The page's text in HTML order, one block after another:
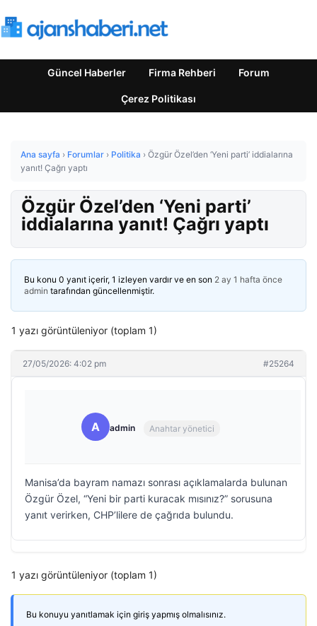
Güncel Haberler Firma Rehberi Forum
Çerez Politikası
Ana sayfa › Forumlar › Politika › Özgür Özel’den ‘Yeni parti’ iddialarına
yanıt! Çağrı yaptı
Özgür Özel’den ‘Yeni parti’
iddialarına yanıt! Çağrı yaptı
Bu konu 0 yanıt içerir, 1 izleyen vardır ve en son 2 ay 1 hafta önce
admin tarafından güncellenmiştir.
1 yazı görüntüleniyor (toplam 1)
27/05/2026: 4:02 pm #25264
A admin Anahtar yönetici
Manisa’da bayram namazı sonrası açıklamalarda bulunan
Özgür Özel, “Yeni bir parti kuracak mısınız?” sorusuna
yanıt verirken, CHP’lilere de çağrıda bulundu.
1 yazı görüntüleniyor (toplam 1)
Bu konuyu yanıtlamak için giriş yapmış olmalısınız.